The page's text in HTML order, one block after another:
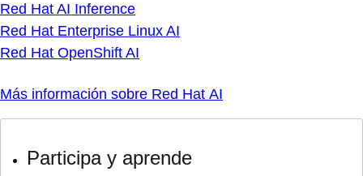
Red Hat AI Inference
Red Hat Enterprise Linux AI
Red Hat OpenShift AI
Más información sobre Red Hat AI
Participa y aprende